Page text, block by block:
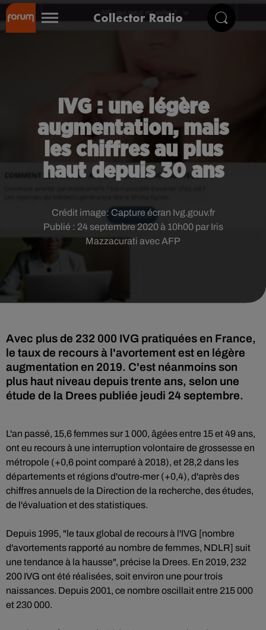
Collector Radio
IVG : une légère
augmentation, mais
les chiffres au plus
haut depuis 30 ans
Publié : 24 septembre 2020 à 10h00 par Iris
Mazzacurati avec AFP
Crédit image: Capture écran Ivg.gouv.fr
Avec plus de 232 000 IVG pratiquées en France,
le taux de recours à l'avortement est en légère
augmentation en 2019. C'est néanmoins son
plus haut niveau depuis trente ans, selon une
étude de la Drees publiée jeudi 24 septembre.
L'an passé, 15,6 femmes sur 1 000, âgées entre 15 et 49 ans,
ont eu recours à une interruption volontaire de grossesse en
métropole (+0,6 point comparé à 2018), et 28,2 dans les
départements et régions d'outre-mer (+0,4), d'après des
chiffres annuels de la Direction de la recherche, des études,
de l'évaluation et des statistiques.
Depuis 1995, "le taux global de recours à l'IVG [nombre
d'avortements rapporté au nombre de femmes, NDLR] suit
une tendance à la hausse", précise la Drees. En 2019, 232
200 IVG ont été réalisées, soit environ une pour trois
naissances. Depuis 2001, ce nombre oscillait entre 215 000
et 230 000.